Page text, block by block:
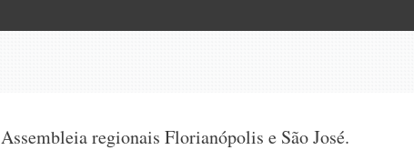
Assembleia regionais Florianópolis e São José.